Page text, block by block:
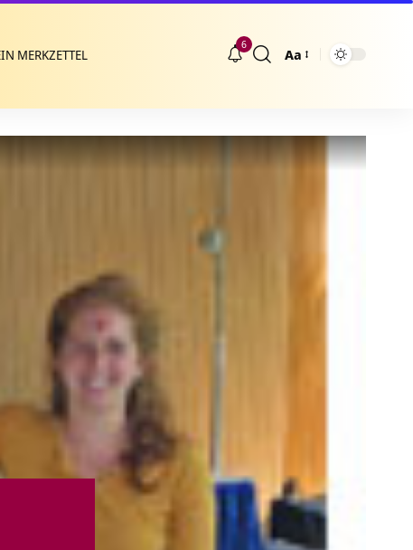
MERKZETTEL
6
Größenänderung
Aa